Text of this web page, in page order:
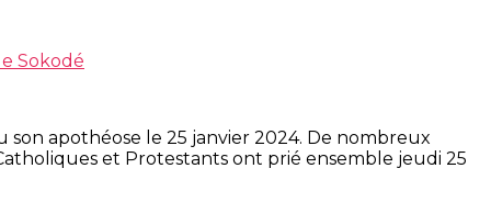
Sokodé
son apothéose le 25 janvier 2024. De nombreux
et Protestants ont prié ensemble jeudi 25